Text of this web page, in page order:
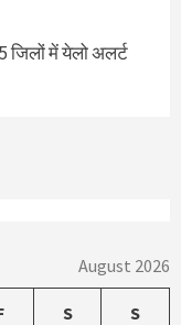
में येलो अलर्ट
August 2026
S S